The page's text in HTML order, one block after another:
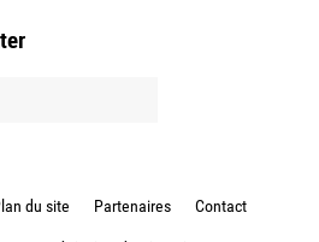
du site Partenaires Contact